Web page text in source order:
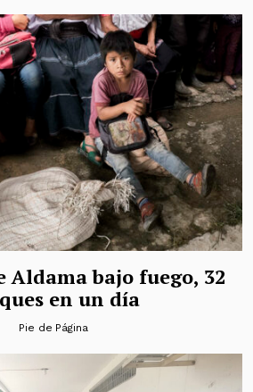
Aldama bajo fuego, 32
en un día
Pie de Página